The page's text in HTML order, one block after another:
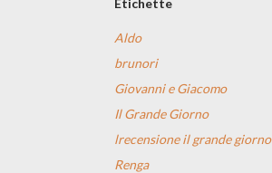
Etichette
Aldo
brunori
Giovanni e Giacomo
Il Grande Giorno
lrecensione il grande giorno
Renga